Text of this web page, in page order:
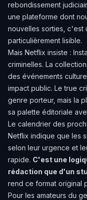
rebondissement
une plateforme dont
nouvelles sorties, c'est
particulièrement lisible.
Mais Netflix insiste :
criminelles. La
des événements
impact public. Letrue
genre porteur, mais la
sa palette éditoriale
Le calendrier des
Netflix indique que les
selon leur urgence et
rapide. C'est une
rédaction que d'un
rend ce format original
Pour les amateurs du